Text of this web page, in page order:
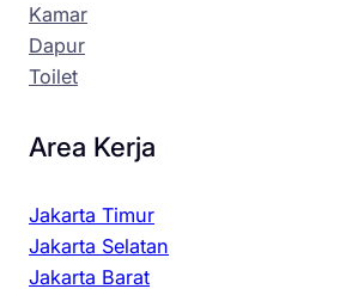
Kamar
Dapur
Toilet
Area Kerja
Jakarta Timur
Jakarta Selatan
Jakarta Barat